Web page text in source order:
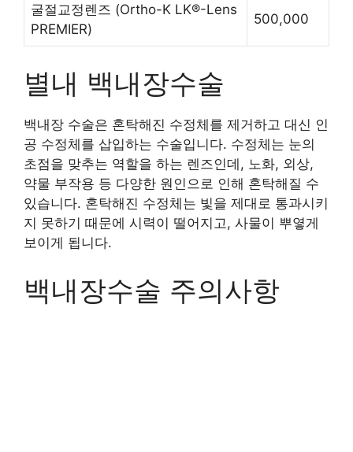
굴절교정렌즈 (Ortho-K LK®-Lens
PREMIER)
500,000
별내 백내장수술
백내장 수술은 혼탁해진 수정체를 제거하고 대신 인
공 수정체를 삽입하는 수술입니다. 수정체는 눈의
초점을 맞추는 역할을 하는 렌즈인데, 노화, 외상,
약물 부작용 등 다양한 원인으로 인해 혼탁해질 수
있습니다. 혼탁해진 수정체는 빛을 제대로 통과시키
지 못하기 때문에 시력이 떨어지고, 사물이 뿌옇게
보이게 됩니다.
백내장수술 주의사항